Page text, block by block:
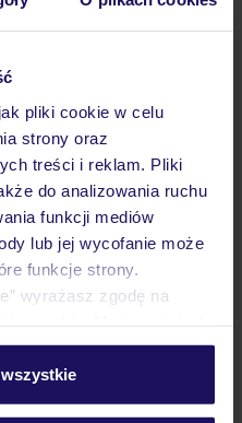
pliki cookie w celu
strony oraz
treści i reklam. Pliki
do analizowania ruchu
funkcji mediów
lub jej wycofanie może
funkcje strony.
wyrażasz zgodę na
w zakładkę
cookie znajdziesz
Dane Mondial Assistance
»
wybrać TUI?
w Polsce